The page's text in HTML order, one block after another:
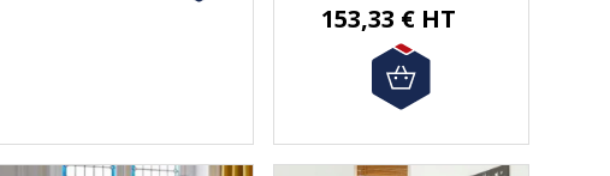
153,33 € HT